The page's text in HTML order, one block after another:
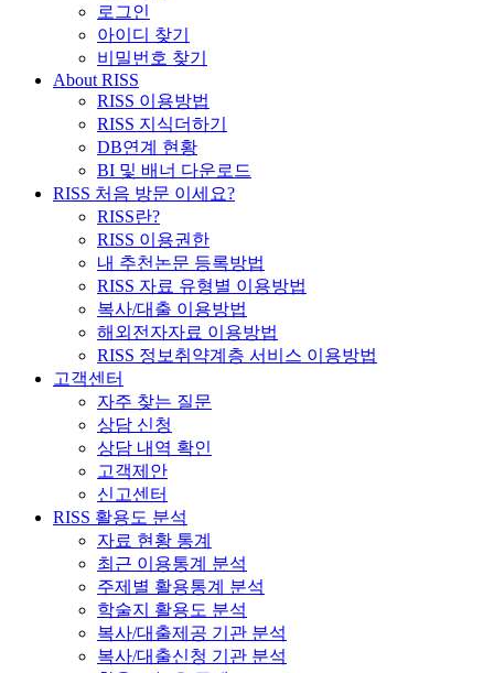
로그인
아이디 찾기
비밀번호 찾기
About RISS
RISS 이용방법
RISS 지식더하기
DB연계 현황
BI 및 배너 다운로드
RISS 처음 방문 이세요?
RISS란?
RISS 이용권한
내 추천논문 등록방법
RISS 자료 유형별 이용방법
복사/대출 이용방법
해외전자자료 이용방법
RISS 정보취약계층 서비스 이용방법
고객센터
자주 찾는 질문
상담 신청
상담 내역 확인
고객제안
신고센터
RISS 활용도 분석
자료 현황 통계
최근 이용통계 분석
주제별 활용통계 분석
학술지 활용도 분석
복사/대출제공 기관 분석
복사/대출신청 기관 분석